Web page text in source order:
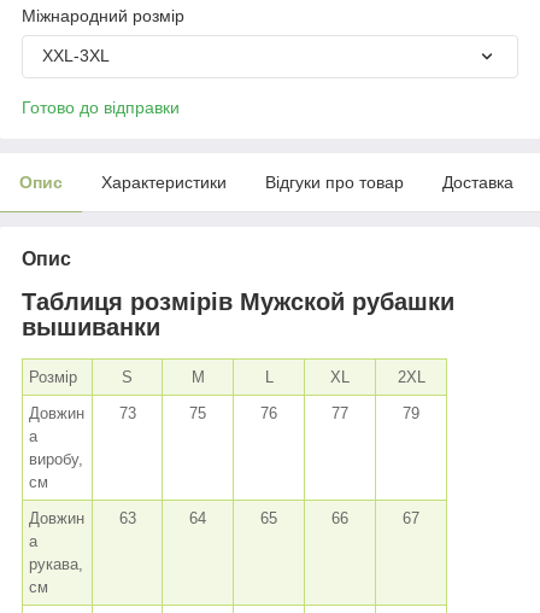
Міжнародний розмір
XXL-3XL
Готово до відправки
Опис Характеристики Відгуки про товар Доставка
Опис
Таблиця розмірів Мужской рубашки
вышиванки
Розмір S M L XL
2XL
Довжин
а
виробу,
см
73 75 76 77 79
Довжин
а
рукава,
см
63 64 65 66 67